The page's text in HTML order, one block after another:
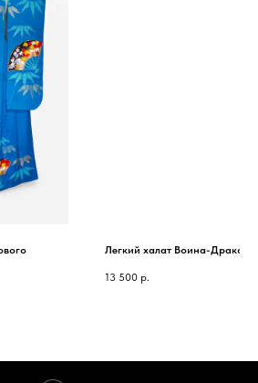
Легкий халат Воина-
13 500 р.